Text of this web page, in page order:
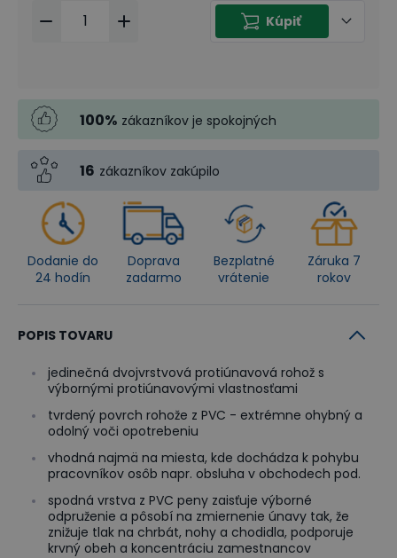
Kúpiť
100% zákazníkov je spokojných
16 zákazníkov zakúpilo
Dodanie do
24 hodín
Doprava
zadarmo
Bezplatné
vrátenie
Záruka 7
rokov
POPIS TOVARU
jedinečná dvojvrstvová protiúnavová rohož s
výbornými protiúnavovými vlastnosťami
tvrdený povrch rohože z PVC - extrémne ohybný a
odolný voči opotrebeniu
vhodná najmä na miesta, kde dochádza k pohybu
pracovníkov osôb napr. obsluha v obchodech pod.
spodná vrstva z PVC peny zaisťuje výborné
odpruženie a pôsobí na zmiernenie únavy tak, že
znižuje tlak na chrbát, nohy a chodidla, podporuje
krvný obeh a koncentráciu zamestnancov